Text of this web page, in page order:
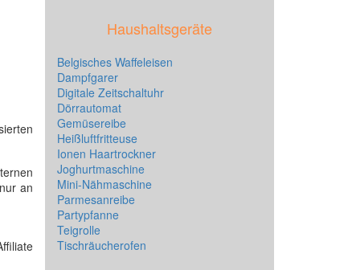
an
Haushaltsgeräte
Belgisches Waffeleisen
Dampfgarer
Digitale Zeitschaltuhr
Dörrautomat
Gemüsereibe
Heißluftfritteuse
Ionen Haartrockner
Joghurtmaschine
Mini-Nähmaschine
Parmesanreibe
Partypfanne
Teigrolle
Tischräucherofen